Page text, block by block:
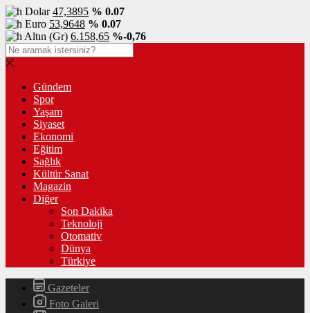
Dolar47,3895 % 0.07
Euro 53,9648 % 0.07
Altın (Gr) 6.158,65 %-0,76
Gündem
Spor
Yaşam
Siyaset
Ekonomi
Eğitim
Sağlık
Kültür Sanat
Magazin
Diğer
Son Dakika
Teknoloji
Otomativ
Dünya
Türkiye
Gazeteler
Foto Galeri